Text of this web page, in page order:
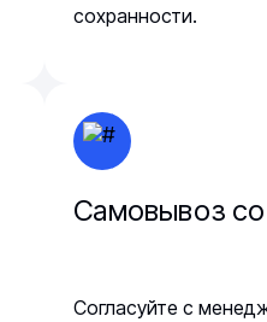
сохранности.
Самовывоз
Согласуйте с